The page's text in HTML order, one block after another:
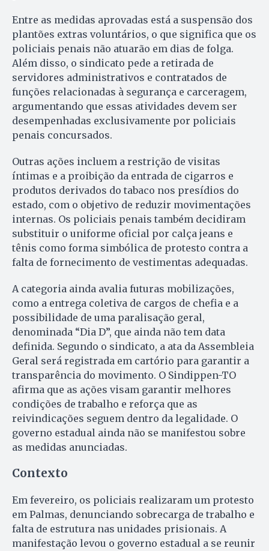
Entre as medidas aprovadas está a suspensão dos
plantões extras voluntários, o que significa que os
policiais penais não atuarão em dias de folga.
Além disso, o sindicato pede a retirada de
servidores administrativos e contratados de
funções relacionadas à segurança e carceragem,
argumentando que essas atividades devem ser
desempenhadas exclusivamente por policiais
penais concursados.
Outras ações incluem a restrição de visitas
íntimas e a proibição da entrada de cigarros e
produtos derivados do tabaco nos presídios do
estado, com o objetivo de reduzir movimentações
internas. Os policiais penais também decidiram
substituir o uniforme oficial por calça jeans e
tênis como forma simbólica de protesto contra a
falta de fornecimento de vestimentas adequadas.
A categoria ainda avalia futuras mobilizações,
como a entrega coletiva de cargos de chefia e a
possibilidade de uma paralisação geral,
denominada “Dia D”, que ainda não tem data
definida. Segundo o sindicato, a ata da Assembleia
Geral será registrada em cartório para garantir a
transparência do movimento. O Sindippen-TO
afirma que as ações visam garantir melhores
condições de trabalho e reforça que as
reivindicações seguem dentro da legalidade. O
governo estadual ainda não se manifestou sobre
as medidas anunciadas.
Contexto
Em fevereiro, os policiais realizaram um protesto
em Palmas, denunciando sobrecarga de trabalho e
falta de estrutura nas unidades prisionais. A
manifestação levou o governo estadual a se reunir